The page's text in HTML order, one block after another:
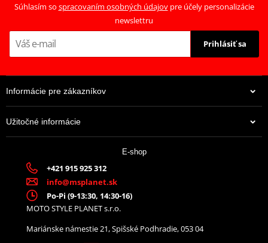
Súhlasím so spracovaním osobných údajovpre účely personalizácie
newslettru
Prihlásiť sa
Informácie pre zákazníkov
Užitočné informácie
E-shop
+421 915 925 312
info@msplanet.sk
Po-Pi (9-13:30, 14:30-16)
MOTO STYLE PLANET s.r.o.
Mariánske námestie 21, Spišské Podhradie, 053 04